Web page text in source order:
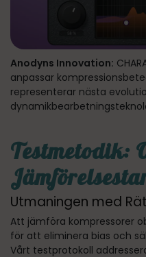
Anodyns Innovation:
anpassar
representerar nästa
Testmetodik:
Utmaningen med
Att jämföra kompressorer
för att eliminera bias och
Vårt testprotokoll